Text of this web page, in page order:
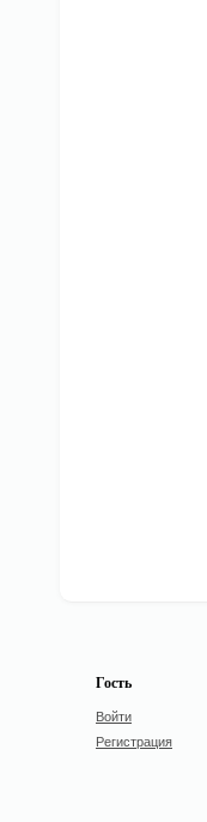
Гость
Войти
Регистрация